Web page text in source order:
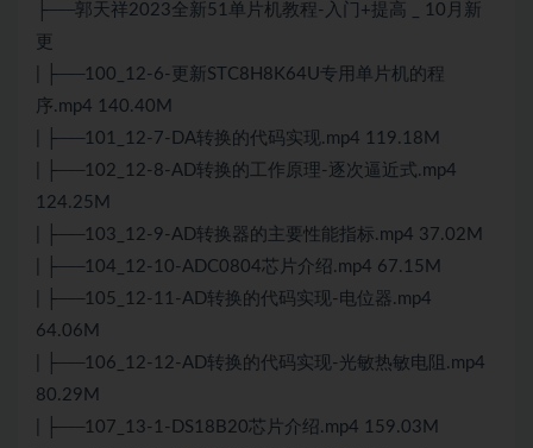
├──郭天祥2023全新51单片机教程-入门+提高 _ 10月新
更
| ├──100_12-6-更新STC8H8K64U专用单片机的程
序.mp4 140.40M
| ├──101_12-7-DA转换的代码实现.mp4 119.18M
| ├──102_12-8-AD转换的工作原理-逐次逼近式.mp4
124.25M
| ├──103_12-9-AD转换器的主要性能指标.mp4 37.02M
| ├──104_12-10-ADC0804芯片介绍.mp4 67.15M
| ├──105_12-11-AD转换的代码实现-电位器.mp4
64.06M
| ├──106_12-12-AD转换的代码实现-光敏热敏电阻.mp4
80.29M
| ├──107_13-1-DS18B20芯片介绍.mp4 159.03M